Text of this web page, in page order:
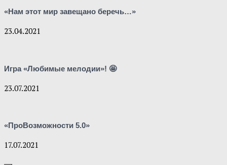
«Нам этот мир завещано беречь…»
23.04.2021
Игра «Любимые мелодии»! 🤩
23.07.2021
«ПроВозможности 5.0»
17.07.2021